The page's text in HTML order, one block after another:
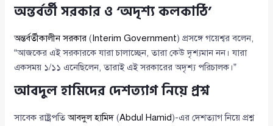
অন্তর্বর্তী সরকার ও ‘অদৃশ্য কলকাঠি’
অন্তর্বর্তীকালীন সরকার ( Interim Government) প্রসঙ্গে গয়েশ্বর বলেন,
“আজকের এই সরকারকে যারা চালাচ্ছেন, তারা কেউ দৃশ্যমান নন। যারা
একসময় ১/১১ এনেছিলেন, তারাই এই সরকারের অদৃশ্য পরিচালক।”
আবদুল হামিদের দেশত্যাগ নিয়ে প্রশ্ন
সাবেক রাষ্ট্রপতিআবদুল হামিদ (Abdul Hamid)-এর দেশত্যাগ নিয়ে প্রশ্ন